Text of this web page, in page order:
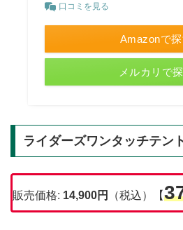
口コミを見る
Amazonで
メルカリで
ライダーズワンタッチテン
販売価格: 14,900円 （税込）【